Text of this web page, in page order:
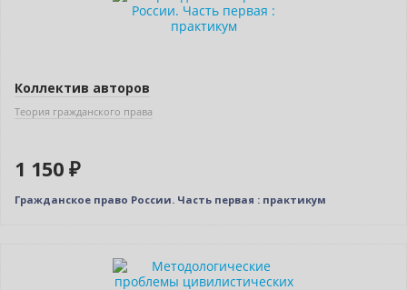
Коллектив авторов
Теория гражданского права
1 150 ₽
Гражданское право России. Часть первая : практикум